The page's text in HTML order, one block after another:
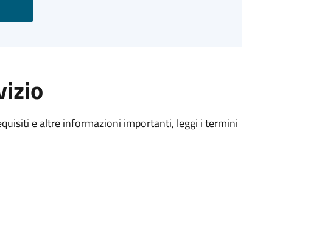
e altre informazioni importanti, leggi i termini